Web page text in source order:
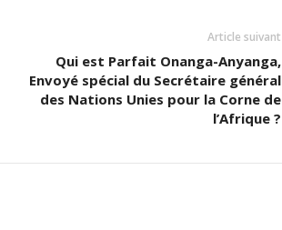
Article suivant
Qui est Parfait Onanga-Anyanga,
Envoyé spécial du Secrétaire général
des Nations Unies pour la Corne de
l’Afrique ?